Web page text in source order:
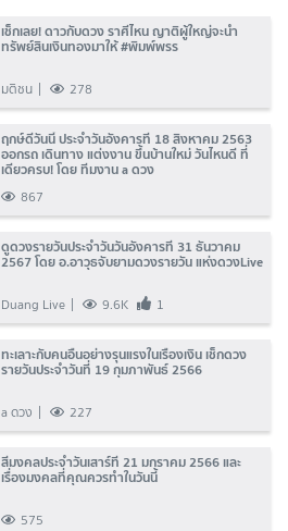
เช็กเลย! ดาวกับดวง ราศีไหน ญาติผู้ใหญ่จะนำ
ทรัพย์สินเงินทองมาให้ #พิมพ์พรร
มติชน 278
ฤกษ์ดีวันนี้ ประจำวันอังคารที่ 18 สิงหาคม 2563
ออกรถ เดินทาง แต่งงาน ขึ้นบ้านใหม่ วันไหนดี ที่
เดียวครบ! โดย ทีมงาน a ดวง
867
ดูดวงรายวันประจำวันวันอังคารที่ 31 ธันวาคม
2567 โดย อ.อาวุธจับยามดวงรายวัน แห่งดวงLive
Duang Live 9.6K 1
ทะเลาะกับคนอื่นอย่างรุนแรงในเรื่องเงิน เช็กดวง
รายวันประจำวันที่ 19 กุมภาพันธ์ 2566
a ดวง 227
สีมงคลประจำวันเสาร์ที่ 21 มกราคม 2566 และ
เรื่องมงคลที่คุณควรทำในวันนี้
575